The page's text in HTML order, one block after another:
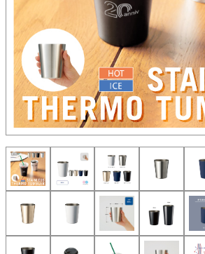
ご注文・包装について
スイプロマガジン
オリジナルグッズ制作について
営業日カレンダー
キーワード検索